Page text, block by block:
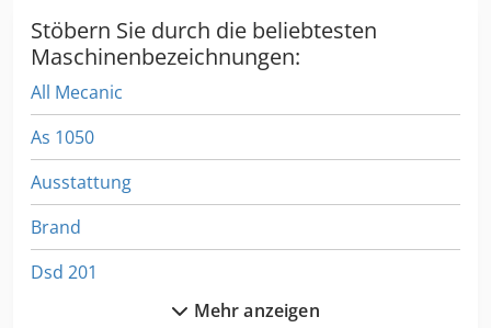
Stöbern Sie durch die beliebtesten
Maschinenbezeichnungen:
All Mecanic
As 1050
Ausstattung
Brand
Dsd 201
Mehr anzeigen